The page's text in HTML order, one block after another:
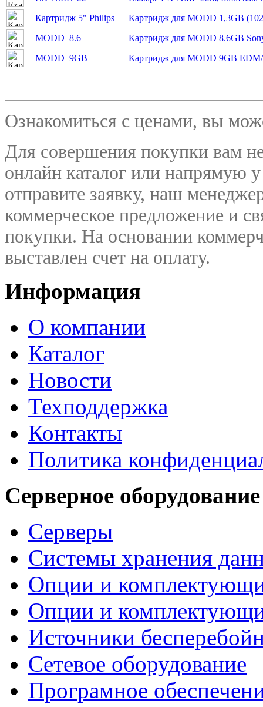
Картридж 5" Philips
Картридж для MODD 1,3GB
MODD_8.6
Картридж для MODD 8.6GB
MODD_9GB
Картридж для MODD 9GB
Ознакомиться с ценами, вы
Для совершения покупки вам
онлайн каталог или напрямую
отправите заявку, наш
коммерческое предложение и
покупки. На основании
выставлен счет на оплату.
Информация
О компании
Каталог
Новости
Техподдержка
Контакты
Политика
Серверное оборудование
Серверы
Системы хранения
Опции и
Опции и
Источники
Сетевое оборудование
Програмное